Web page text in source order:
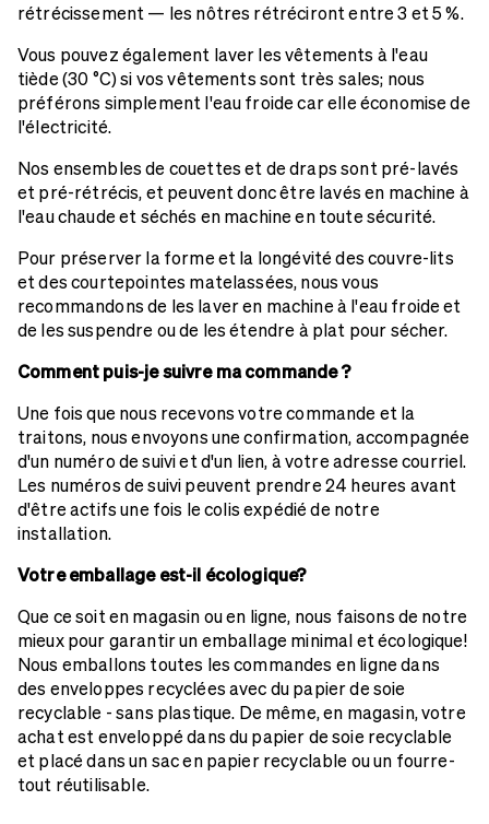
rétrécissement — les nôtres rétréciront entre 3 et 5 %.
Vous pouvez également laver les vêtements à l'eau
tiède (30 °C) si vos vêtements sont très sales; nous
préférons simplement l'eau froide car elle économise de
l'électricité.
Nos ensembles de couettes et de draps sont pré-lavés
et pré-rétrécis, et peuvent donc être lavés en machine à
l'eau chaude et séchés en machine en toute sécurité.
Pour préserver la forme et la longévité des couvre-lits
et des courtepointes matelassées, nous vous
recommandons de les laver en machine à l'eau froide et
de les suspendre ou de les étendre à plat pour sécher.
Comment puis-je suivre ma commande ?
Une fois que nous recevons votre commande et la
traitons, nous envoyons une confirmation, accompagnée
d'un numéro de suivi et d'un lien, à votre adresse courriel.
Les numéros de suivi peuvent prendre 24 heures avant
d'être actifs une fois le colis expédié de notre
installation.
Votre emballage est-il écologique?
Que ce soit en magasin ou en ligne, nous faisons de notre
mieux pour garantir un emballage minimal et écologique!
Nous emballons toutes les commandes en ligne dans
des enveloppes recyclées avec du papier de soie
recyclable - sans plastique. De même, en magasin, votre
achat est enveloppé dans du papier de soie recyclable
et placé dans un sac en papier recyclable ou un fourre-
tout réutilisable.